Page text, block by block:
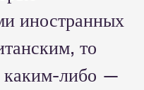
иностранных
то
каким-либо —